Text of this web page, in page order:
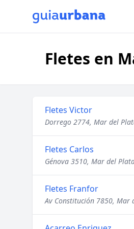
Fletes en
Fletes Victor
Dorrego 2774, Mar del
Fletes Carlos
Génova 3510, Mar del
Fletes Franfor
Av Constitución 7850, Mar